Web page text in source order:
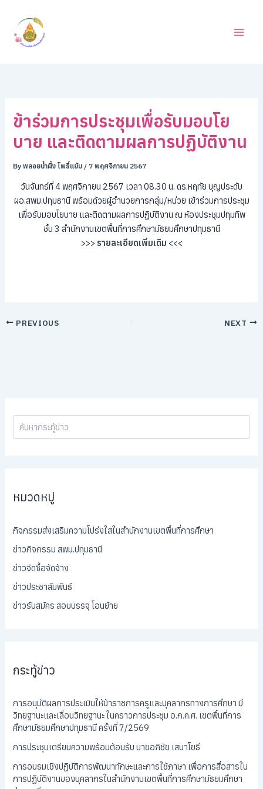
content
ข้าร่วมการประชุมเพื่อรับมอบโย
บาย และติดตามผลการปฏิบัติงาน
Byพลอยน้ำผึ้ง โพธิ์แย้ม / 7 พฤศจิกายน 2567
วันจันทร์ที่ 4 พฤศจิกายน 2567 เวลา 08.30 น. ดร.หฤทัย บุญประดับ
ผอ.สพม.ปทุมธานี พร้อมด้วยผู้อำนวยการกลุ่ม/หน่วย เข้าร่วมการประชุม
เพื่อรับมอบโยบาย และติดตามผลการปฏิบัติงาน ณ ห้องประชุมปทุมทิพ
ชั้น 3 สำนักงานเขตพื้นที่การศึกษามัธยมศึกษาปทุมธานี
>>> รายละเอียดเพิ่มเติม <<<
PREVIOUS NEXT
ห
า
หมวดหมู่
กิจกรรมส่งเสริมความโปร่งใสในสำนักงานเขตพื้นที่การศึกษา
ข่าวกิจกรรม สพม.ปทุมธานี
ข่าวจัดซื้อจัดจ้าง
ข่าวประชาสัมพันธ์
ข่าวรับสมัคร สอบบรรจุ โอนย้าย
กระทู้ข่าว
การอนุมัติผลการประเมินให้ข้าราชการครูและบุคลากรทางการศึกษา มี
วิทยฐานะและเลื่อนวิทยฐานะ ในคราวการประชุม อ.ก.ค.ศ. เขตพื้นที่การ
ศึกษามัธยมศึกษาปทุมธานี ครั้งที่ 7/2569
การประชุมเตรียมความพร้อมต้อนรับ นายอภิชัย เสนาโยธี
การอบรมเชิงปฏิบัติการพัฒนาทักษะและการใช้ภาษา เพื่อการสื่อสารใน
การปฏิบัติงานของบุคลากรในสำนักงานเขตพื้นที่การศึกษามัธยมศึกษา